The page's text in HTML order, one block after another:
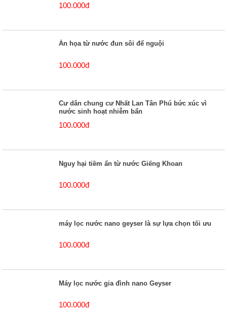
100.000đ
Ẩn họa từ nước đun sôi để nguội
100.000đ
Cư dân chung cư Nhất Lan Tân Phú bức xúc vì
nước sinh hoạt nhiễm bẩn
100.000đ
Nguy hại tiềm ẩn từ nước Giếng Khoan
100.000đ
máy lọc nước nano geyser là sự lựa chọn tối ưu
100.000đ
Máy lọc nước gia đình nano Geyser
100.000đ